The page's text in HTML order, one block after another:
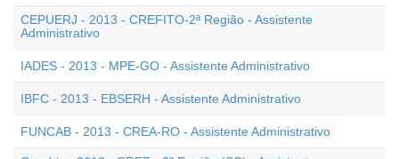
CEPUERJ - 2013 - CREFITO-2ª Região - Assistente
Administrativo
IADES - 2013 - MPE-GO - Assistente Administrativo
IBFC - 2013 - EBSERH - Assistente Administrativo
FUNCAB - 2013 - CREA-RO - Assistente Administrativo